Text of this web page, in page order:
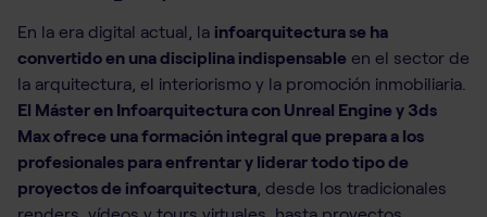
En la era digital actual, la infoarquitectura se ha
convertido en una disciplina indispensable en el sector de
la arquitectura, el interiorismo y la promoción inmobiliaria.
El Máster en Infoarquitectura con Unreal Engine y 3ds
Max ofrece una formación integral que prepara a los
profesionales para enfrentar y liderar todo tipo de
proyectos de infoarquitectura , desde los tradicionales